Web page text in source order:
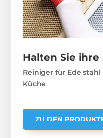
Halten Sie
Reiniger für
Küche
ZU DEN